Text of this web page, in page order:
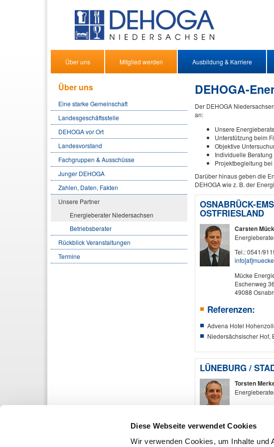
Diese Webseite verwendet Cookies
Wir verwenden Cookies, um Inhalte und
Über uns Mitglied werden Ausbildung & Karriere
Über uns
Eine starke Gemeinschaft
Landesgeschäftsstelle
DEHOGA vor Ort
Landesvorstand
Fachgruppen & Ausschüsse
Junger DEHOGA
Zahlen, Daten, Fakten
Unsere Partner
Energieberater Niedersachsen
Betriebsberater
Rückblick Veranstaltungen
Termine
DEHOGA-
Der DEHOGA
an:
Unsere
Unterstützung beim
Objektive
Individuelle
Projektbegleitung
Darüber hinaus geben die
DEHOGA wie z. B. der
OSNABRÜCK-
OSTFRIESLAND
Carsten
Tel.: 0541/
Mücke
Eschenweg
49088
Referenzen:
Advena Hotel
Niedersächsischer Hof,
LÜNEBURG /
Torsten
29535 Uelzen